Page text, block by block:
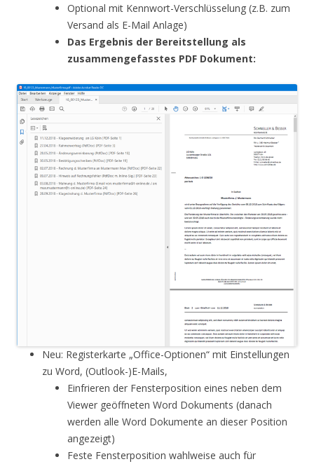
Optional mit Kennwort-Verschlüsselung (z.B. zum
Versand als E-Mail Anlage)
Das Ergebnis der Bereitstellung als
zusammengefasstes PDF Dokument:
Neu: Registerkarte „Office-Optionen“ mit Einstellungen
zu Word, (Outlook-)E-Mails,
Einfrieren der Fensterposition eines neben dem
Viewer geöffneten Word Dokuments (danach
werden alle Word Dokumente an dieser Position
angezeigt)
Feste Fensterposition wahlweise auch für